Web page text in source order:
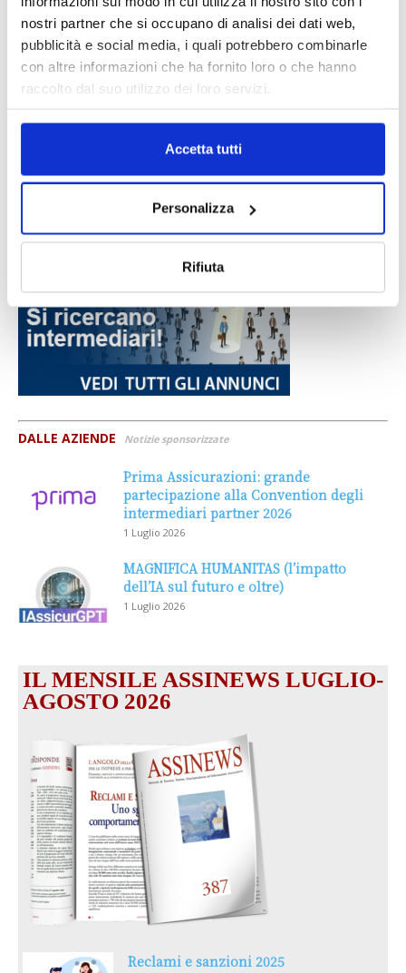
nostri partner che si occupano di analisi dei dati web,
pubblicità e social media, i quali potrebbero combinarle
con altre informazioni che ha fornito loro o che hanno
raccolto dal suo utilizzo dei loro servizi.
Accetta tutti
Personalizza
Rifiuta
DALLE AZIENDE Notizie sponsorizzate
Prima Assicurazioni: grande
partecipazione alla Convention degli
intermediari partner 2026
1 Luglio 2026
MAGNIFICA HUMANITAS (l’impatto
dell’IA sul futuro e oltre)
1 Luglio 2026
IL MENSILE ASSINEWS LUGLIO-
AGOSTO 2026
Reclami e sanzioni 2025